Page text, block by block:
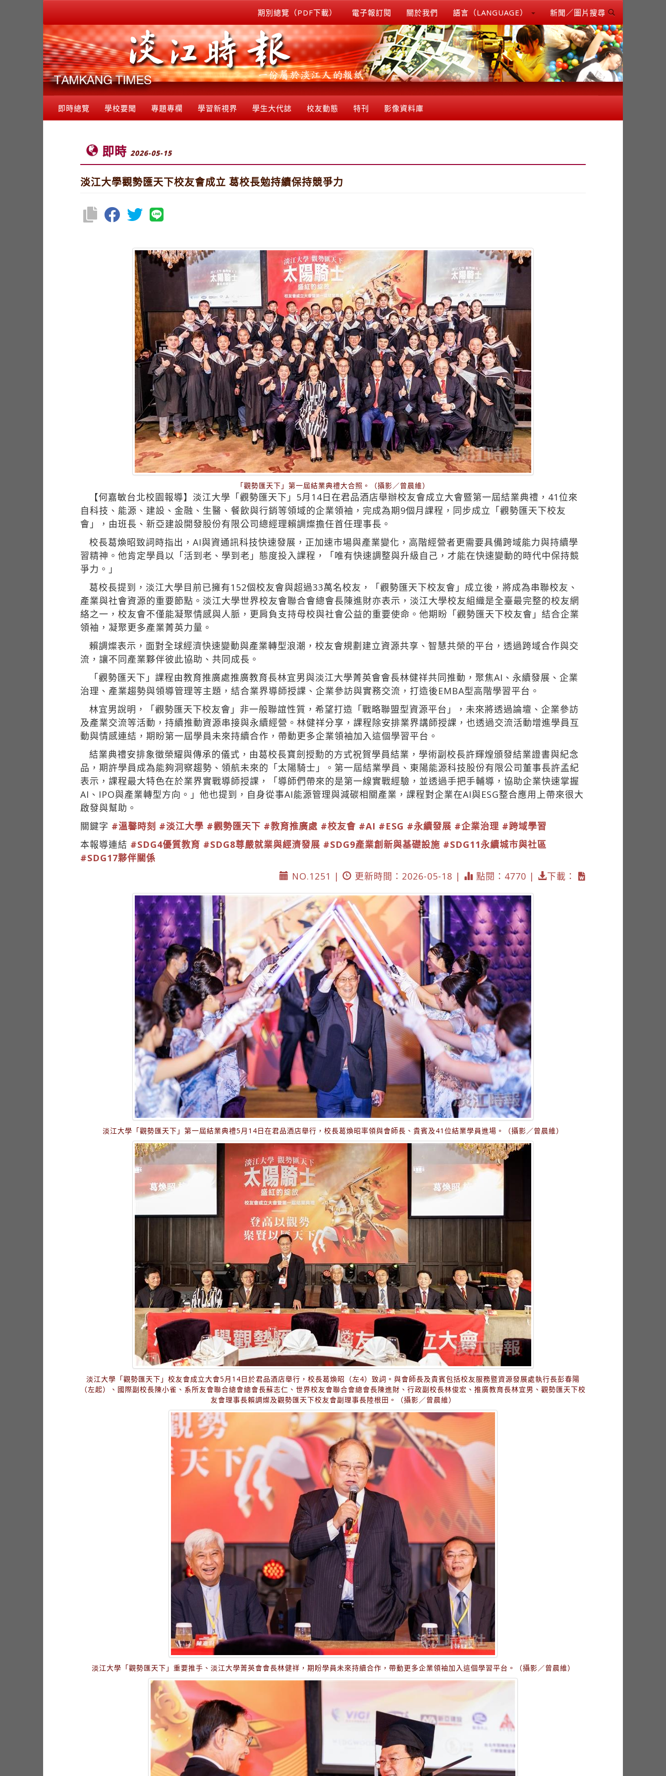
期別總覽（PDF下載） 電子報訂閱 關於我們 語言（LANGUAGE） 新聞／圖片搜尋
即時總覽 學校要聞 專題專欄 學習新視界 學生大代誌 校友動態 特刊 影像資料庫
即時 2026-05-15
淡江大學觀勢匯天下校友會成立 葛校長勉持續保持競爭力
「觀勢匯天下」第一屆結業典禮大合照。（攝影／曾晨維）
【何嘉敏台北校園報導】淡江大學「觀勢匯天下」5月14日在君品酒店舉辦校友會成立大會暨第一屆結業典禮，41位來
自科技、能源、建設、金融、生醫、餐飲與行銷等領域的企業領袖，完成為期9個月課程，同步成立「觀勢匯天下校友
會」，由班長、新亞建設開發股份有限公司總經理賴調燦擔任首任理事長。
校長葛煥昭致詞時指出，AI與資通訊科技快速發展，正加速市場與產業變化，高階經營者更需要具備跨域能力與持續學
習精神。他肯定學員以「活到老、學到老」態度投入課程，「唯有快速調整與升級自己，才能在快速變動的時代中保持競
爭力。」
葛校長提到，淡江大學目前已擁有152個校友會與超過33萬名校友，「觀勢匯天下校友會」成立後，將成為串聯校友、
產業與社會資源的重要節點。淡江大學世界校友會聯合會總會長陳進財亦表示，淡江大學校友組織是全臺最完整的校友網
絡之一，校友會不僅能凝聚情感與人脈，更肩負支持母校與社會公益的重要使命。他期盼「觀勢匯天下校友會」結合企業
領袖，凝聚更多產業菁英力量。
賴調燦表示，面對全球經濟快速變動與產業轉型浪潮，校友會規劃建立資源共享、智慧共榮的平台，透過跨域合作與交
流，讓不同產業夥伴彼此協助、共同成長。
「觀勢匯天下」課程由教育推廣處推廣教育長林宜男與淡江大學菁英會會長林健祥共同推動，聚焦AI、永續發展、企業
治理、產業趨勢與領導管理等主題，結合業界導師授課、企業參訪與實務交流，打造後EMBA型高階學習平台。
林宜男說明，「觀勢匯天下校友會」非一般聯誼性質，希望打造「戰略聯盟型資源平台」，未來將透過論壇、企業參訪
及產業交流等活動，持續推動資源串接與永續經營。林健祥分享，課程除安排業界講師授課，也透過交流活動增進學員互
動與情感連結，期盼第一屆學員未來持續合作，帶動更多企業領袖加入這個學習平台。
結業典禮安排象徵榮耀與傳承的儀式，由葛校長寶劍授勳的方式祝賀學員結業，學術副校長許輝煌頒發結業證書與紀念
品，期許學員成為能夠洞察趨勢、領航未來的「太陽騎士」。第一屆結業學員、東陽能源科技股份有限公司董事長許孟紀
表示，課程最大特色在於業界實戰導師授課，「導師們帶來的是第一線實戰經驗，並透過手把手輔導，協助企業快速掌握
AI、IPO與產業轉型方向。」他也提到，自身從事AI能源管理與減碳相關產業，課程對企業在AI與ESG整合應用上帶來很大
啟發與幫助。
關鍵字 #溫馨時刻 #淡江大學 #觀勢匯天下 #教育推廣處 #校友會 #AI #ESG #永續發展 #企業治理 #跨域學習
本報導連結 #SDG4優質教育 #SDG8尊嚴就業與經濟發展 #SDG9產業創新與基礎設施 #SDG11永續城市與社區
#SDG17夥伴關係
NO.1251 |
更新時間：2026-05-18 | 點閱：4770 | 下載：
淡江大學「觀勢匯天下」第一屆結業典禮5月14日在君品酒店舉行，校長葛煥昭率領與會師長、貴賓及41位結業學員進場。（攝影／曾晨維）
淡江大學「觀勢匯天下」校友會成立大會5月14日於君品酒店舉行，校長葛煥昭（左4）致詞。與會師長及貴賓包括校友服務暨資源發展處執行長彭春陽
（左起）、國際副校長陳小雀、系所友會聯合總會總會長蘇志仁、世界校友會聯合會總會長陳進財、行政副校長林俊宏、推廣教育長林宜男、觀勢匯天下校
友會理事長賴調燦及觀勢匯天下校友會副理事長陸根田。（攝影／曾晨維）
淡江大學「觀勢匯天下」重要推手、淡江大學菁英會會長林健祥，期盼學員未來持續合作，帶動更多企業領袖加入這個學習平台。（攝影／曾晨維）